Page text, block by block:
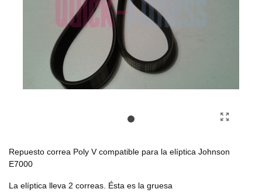
Repuesto correa Poly V compatible para la elíptica Johnson
E7000
La elíptica lleva 2 correas. Ésta es la gruesa